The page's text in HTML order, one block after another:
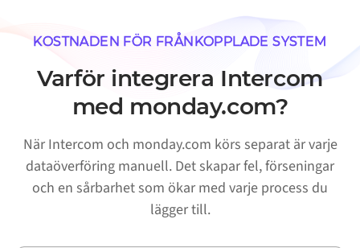
KOSTNADEN FÖR FRÅNKOPPLADE SYSTEM
Varför integrera Intercom
med monday.com?
När Intercom och monday.com körs separat är varje
dataöverföring manuell. Det skapar fel, förseningar
och en sårbarhet som ökar med varje process du
lägger till.